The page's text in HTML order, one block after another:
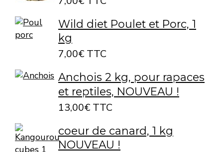
Wild diet Poulet et Porc, 1
kg
7,00€ TTC
Anchois 2 kg, pour rapaces
et reptiles, NOUVEAU !
13,00€ TTC
coeur de canard, 1 kg
NOUVEAU !